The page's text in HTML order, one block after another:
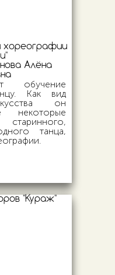
хореографии
Алёна
обучение
Как вид
он
некоторые
танца,